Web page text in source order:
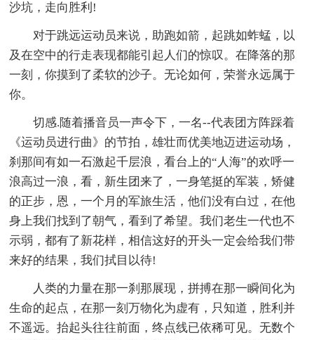
沙坑，走向胜利!
对于跳远运动员来说，助跑如箭，起跳如蚱蜢，以
及在空中的行走表现都能引起人们的惊叹。在降落的那
一刻，你摸到了柔软的沙子。无论如何，荣誉永远属于
你。
切感.随着播音员一声令下，一名--代表团方阵踩着
《运动员进行曲》的节拍，雄壮而优美地迈进运动场，
刹那间有如一石激起千层浪，看台上的“人海”的欢呼一
浪高过一浪，看，新生团来了，一身笔挺的军装，矫健
的正步，恩，一个月的军旅生活，他们没有白过，在他
身上我们找到了朝气，看到了希望。我们老生一代也不
示弱，都有了新花样，相信这好的开头一定会给我们带
来好的结果，我们拭目以待!
人类的力量在那一刹那展现，拼搏在那一瞬间化为
生命的起点，在那一刻万物化为虚有，只知道，胜利并
不遥远。抬起头往往前面，终点线已依稀可见。无数个